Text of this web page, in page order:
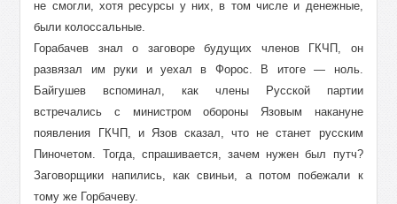
не смогли, хотя ресурсы у них, в том числе и денежные,
были колоссальные.
Горабачев знал о заговоре будущих членов ГКЧП, он
развязал им руки и уехал в Форос. В итоге — ноль.
Байгушев вспоминал, как члены Русской партии
встречались с министром обороны Язовым накануне
появления ГКЧП, и Язов сказал, что не станет русским
Пиночетом. Тогда, спрашивается, зачем нужен был путч?
Заговорщики напились, как свиньи, а потом побежали к
тому же Горбачеву.